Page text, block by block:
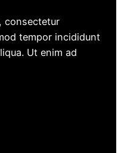
consectetur
tempor incididunt
Ut enim ad